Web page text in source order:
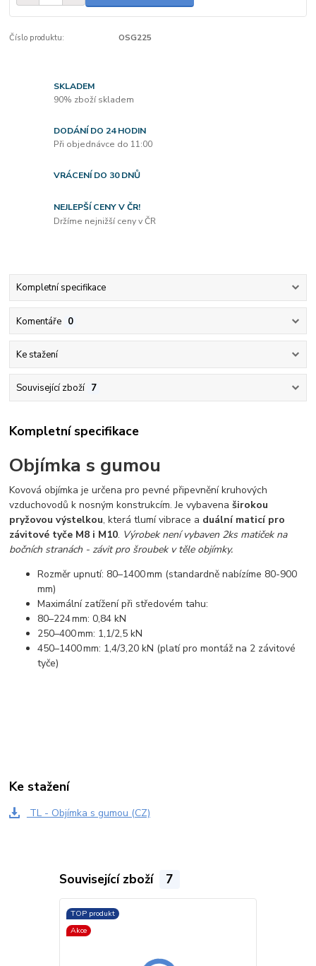
Číslo produktu: OSG225
SKLADEM
90% zboží skladem
DODÁNÍ DO 24 HODIN
Při objednávce do 11:00
VRÁCENÍ DO 30 DNŮ
NEJLEPŠÍ CENY V ČR!
Držíme nejnižší ceny v ČR
Kompletní specifikace
Komentáře 0
Ke stažení
Související zboží 7
Kompletní specifikace
Objímka s gumou
Kovová objímka je určena pro pevné připevnění kruhových
vzduchovodů k nosným konstrukcím. Je vybavenaširokou
pryžovou výstelkou, která tlumí vibrace a duální maticí pro
závitové tyče M8 i M10. Výrobek není vybaven 2ks matiček na
bočních stranách - závit pro šroubek v těle objímky.
Rozměr upnutí: 80–1400 mm (standardně nabízíme 80-900
mm)
Maximální zatížení při středovém tahu:
80–224 mm: 0,84 kN
250–400 mm: 1,1/2,5 kN
450–1400 mm: 1,4/3,20 kN (platí pro montáž na 2 závitové
tyče)
Ke stažení
TL - Objímka s gumou (CZ)
Související zboží 7
TOP produkt
Akce